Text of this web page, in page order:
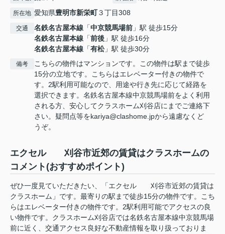
所在地 愛知県豊明市新栄町３丁目308
交通 名鉄名古屋本線 「中京競馬場前 」駅 徒歩15分
名鉄名古屋本線 「前後 」駅 徒歩16分
名鉄名古屋本線 「有松」駅 徒歩30分
備考
こちらの物件はマンションです。この物件は駅まで徒歩
15分の立地です。こちらはエレベーター付きの物件で
す。2駅利用可能なので、用途や行き先に応じて経路を
選択できます。名鉄名古屋本線中京競馬場前をよく利用
される方、安心してクラスホーム刈谷店にまでご連絡下
さい。疑問点等をkariya@clashome.jpから遠慮なくど
うぞ。
エクセル 刈谷市近郊の賃貸はクラスホームの
コメント(おすすめポイント)
ぜひ一度見ていただきたい、「エクセル 刈谷市近郊の賃貸は
クラスホーム」です。最寄りの駅まで徒歩15分の物件です。こち
らはエレベーター付きの物件です。2駅利用可能でアクセスの良
い物件です。クラスホーム刈谷店では名鉄名古屋本線中京競馬場
前に近く、交通アクセス良好な不動産情報を取り扱っておりま